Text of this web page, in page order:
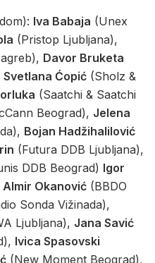
Iva Babaja (Unex
(Pristop Ljubljana),
Davor Bruketa
Svetlana Ćopić (Sholz &
(Saatchi & Saatchi
Beograd), Jelena
Bojan Hadžihalilović
(Futura DDB Ljubljana),
DDB Beograd) Igor
Almir Okanović (BBDO
Sonda Vižinada),
Ljubljana), Jana Savić
Ivica Spasovski
(New Moment Beograd),